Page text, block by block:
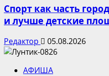
Спорт как часть
и лучше детские
Редактор 05.08.2026
АФИША